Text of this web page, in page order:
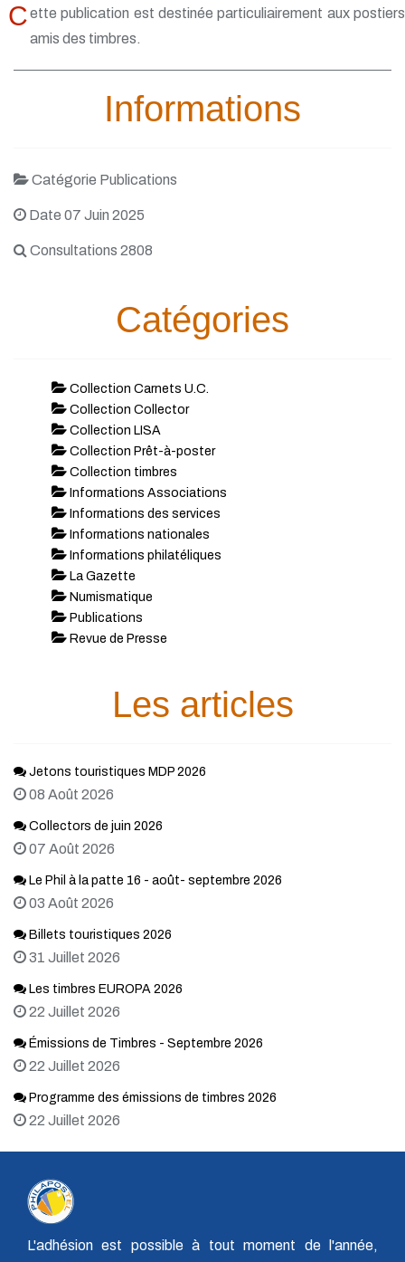
Cette publication est destinée particuliairement aux postiers
amis des timbres.
Informations
Catégorie Publications
Date 07 Juin 2025
Consultations 2808
Catégories
Collection Carnets U.C.
Collection Collector
Collection LISA
Collection Prêt-à-poster
Collection timbres
Informations Associations
Informations des services
Informations nationales
Informations philatéliques
La Gazette
Numismatique
Publications
Revue de Presse
Les articles
Jetons touristiques MDP 2026
08 Août 2026
Collectors de juin 2026
07 Août 2026
Le Phil à la patte 16 - août- septembre 2026
03 Août 2026
Billets touristiques 2026
31 Juillet 2026
Les timbres EUROPA 2026
22 Juillet 2026
Émissions de Timbres - Septembre 2026
22 Juillet 2026
Programme des émissions de timbres 2026
22 Juillet 2026
L'adhésion est possible à tout moment de l'année,